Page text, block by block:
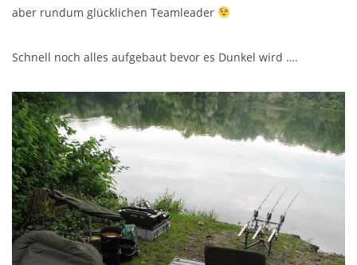
aber rundum glücklichen Teamleader
Schnell noch alles aufgebaut bevor es Dunkel wird ….